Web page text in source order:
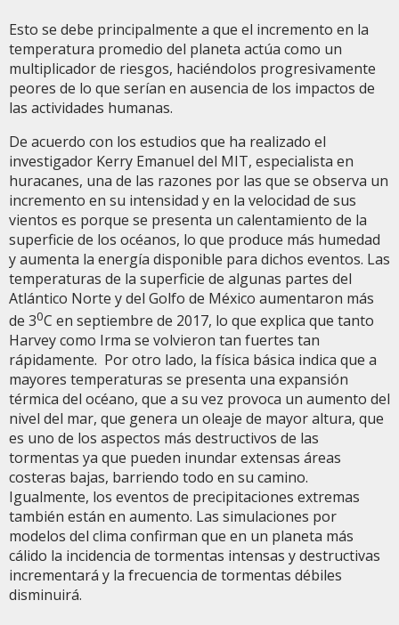
Esto se debe principalmente a que el incremento en la
temperatura promedio del planeta actúa como un
multiplicador de riesgos, haciéndolos progresivamente
peores de lo que serían en ausencia de los impactos de
las actividades humanas.
De acuerdo con los estudios que ha realizado el
investigador Kerry Emanuel del MIT, especialista en
huracanes, una de las razones por las que se observa un
incremento en su intensidad y en la velocidad de sus
vientos es porque se presenta un calentamiento de la
superficie de los océanos, lo que produce más humedad
y aumenta la energía disponible para dichos eventos. Las
temperaturas de la superficie de algunas partes del
Atlántico Norte y del Golfo de México aumentaron más
de 30C en septiembre de 2017, lo que explica que tanto
Harvey como Irma se volvieron tan fuertes tan
rápidamente. Por otro lado, la física básica indica que a
mayores temperaturas se presenta una expansión
térmica del océano, que a su vez provoca un aumento del
nivel del mar, que genera un oleaje de mayor altura, que
es uno de los aspectos más destructivos de las
tormentas ya que pueden inundar extensas áreas
costeras bajas, barriendo todo en su camino.
Igualmente, los eventos de precipitaciones extremas
también están en aumento. Las simulaciones por
modelos del clima confirman que en un planeta más
cálido la incidencia de tormentas intensas y destructivas
incrementará y la frecuencia de tormentas débiles
disminuirá.